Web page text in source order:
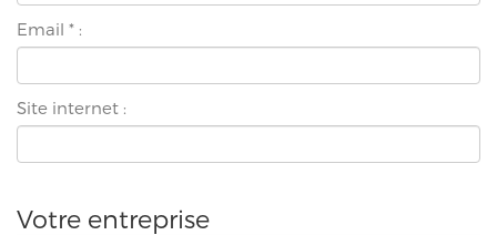
Email * :
Site internet :
Votre entreprise